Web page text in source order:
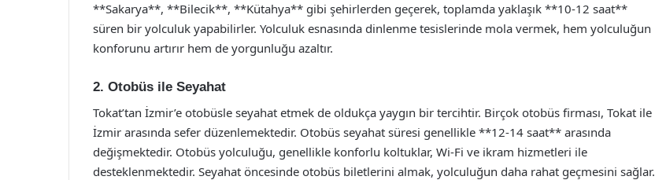
**Sakarya**, **Bilecik**, **Kütahya** gibi şehirlerden geçerek, toplamda yaklaşık **10-12 saat**
süren bir yolculuk yapabilirler. Yolculuk esnasında dinlenme tesislerinde mola vermek, hem yolculuğun
konforunu artırır hem de yorgunluğu azaltır.
2. Otobüs ile Seyahat
Tokat’tan İzmir’e otobüsle seyahat etmek de oldukça yaygın bir tercihtir. Birçok otobüs firması, Tokat ile
İzmir arasında sefer düzenlemektedir. Otobüs seyahat süresi genellikle **12-14 saat** arasında
değişmektedir. Otobüs yolculuğu, genellikle konforlu koltuklar, Wi-Fi ve ikram hizmetleri ile
desteklenmektedir. Seyahat öncesinde otobüs biletlerini almak, yolculuğun daha rahat geçmesini sağlar.